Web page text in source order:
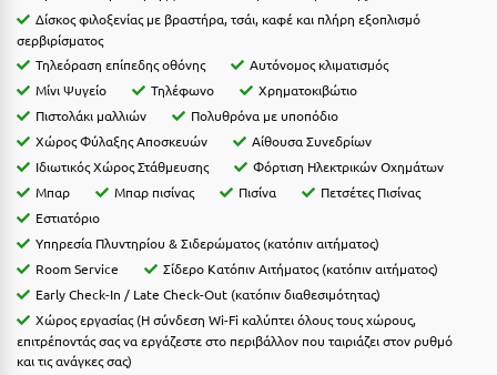
Η
Ηλεία
Ηράκλειο
Θ
Θάσος
Θεσσαλονίκη
Ι
Ιεράπετρα
Δίσκος φιλοξενίας με βραστήρα, τσάι, καφέ και πλήρη εξοπλισμό
σερβιρίσματος
Τηλεόραση επίπεδης οθόνης
Αυτόνομος κλιματισμός
Μίνι Ψυγείο
Τηλέφωνο
Χρηματοκιβώτιο
Πιστολάκι μαλλιών
Πολυθρόνα με υποπόδιο
Χώρος Φύλαξης Αποσκευών
Αίθουσα Συνεδρίων
Ιδιωτικός Χώρος Στάθμευσης
Φόρτιση Ηλεκτρικών Οχημάτων
Μπαρ
Μπαρ πισίνας Πισίνα
Πετσέτες Πισίνας
Εστιατόριο
Υπηρεσία Πλυντηρίου & Σιδερώματος (κατόπιν αιτήματος)
Room Service
Σίδερο Κατόπιν Αιτήματος (κατόπιν αιτήματος)
Early Check-In / Late Check-Out (κατόπιν διαθεσιμότητας)
Χώρος εργασίας (Η σύνδεση Wi-Fi καλύπτει όλους τους χώρους,
επιτρέποντάς σας να εργάζεστε στο περιβάλλον που ταιριάζει στον ρυθμό
και τις ανάγκες σας)